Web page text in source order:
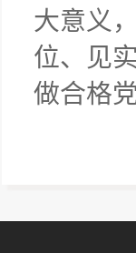
大意义
位、见
做合格